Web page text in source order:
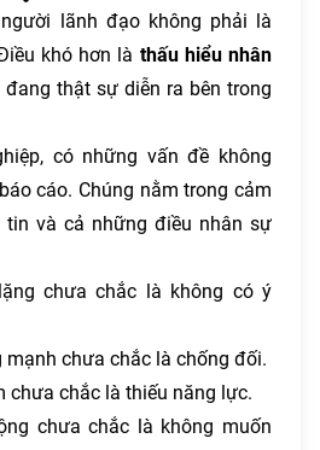
lãnh đạo không phải là
khó hơn là thấu hiểu nhân
thật sự diễn ra bên trong
có những vấn đề không
cáo. Chúng nằm trong cảm
tin và cả những điều nhân sự
chưa chắc là không có ý
chưa chắc là chống đối.
chưa chắc là thiếu năng lực.
chưa chắc là không muốn